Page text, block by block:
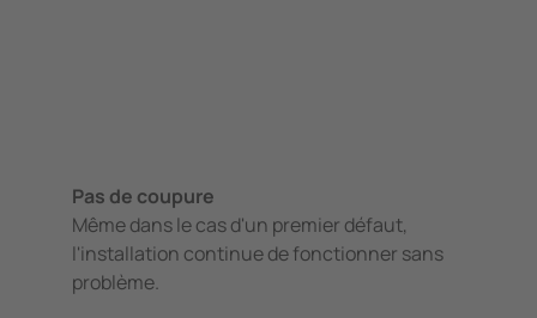
Pas de coupure
Même dans le cas d'un premier défaut,
l'installation continue de fonctionner sans
problème.